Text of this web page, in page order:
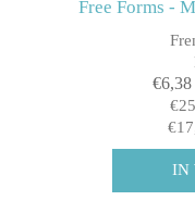
Free Forms -